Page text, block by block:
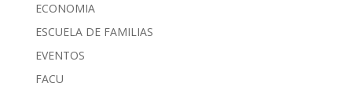
ECONOMIA
ESCUELA DE FAMILIAS
EVENTOS
FACU